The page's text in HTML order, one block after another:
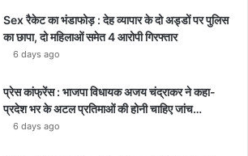
Sex रैकेट का भंडाफोड़ : देह व्यापार के दो अड्डों पर पुलिस
का छापा, दो महिलाओं समेत 4 आरोपी गिरफ्तार
6 days ago
प्रेस कांफ्रेंस : भाजपा विधायक अजय चंद्राकर ने कहा-
प्रदेश भर के अटल प्रतिमाओं की होनी चाहिए जांच…
6 days ago